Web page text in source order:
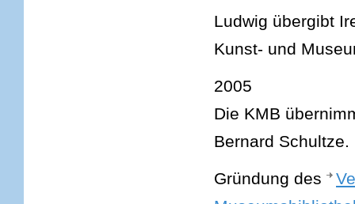
Ludwig übergibt
Kunst- und
2005
Die KMB
Bernard Schultze.
Gründung des